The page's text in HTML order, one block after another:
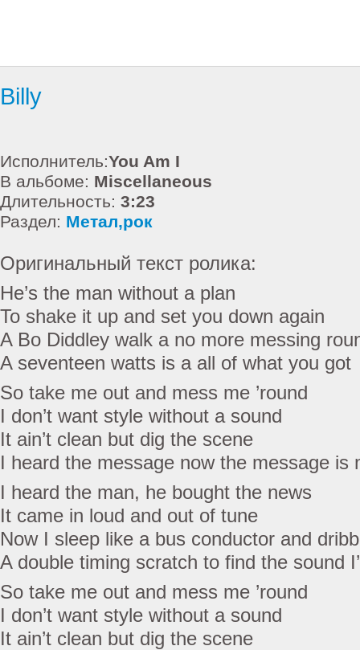
Billy
Исполнитель:You Am I
В альбоме: Miscellaneous
Длительность: 3:23
Раздел: Метал,рок
Оригинальный текст ролика:
He’s the man without a plan
To shake it up and set you down again
A Bo Diddley walk a no more messing
A seventeen watts is a all of what you got
So take me out and mess me ’round
I don’t want style without a sound
It ain’t clean but dig the scene
I heard the message now the message is
I heard the man, he bought the news
It came in loud and out of tune
Now I sleep like a bus conductor and
A double timing scratch to find the sound
So take me out and mess me ’round
I don’t want style without a sound
It ain’t clean but dig the scene